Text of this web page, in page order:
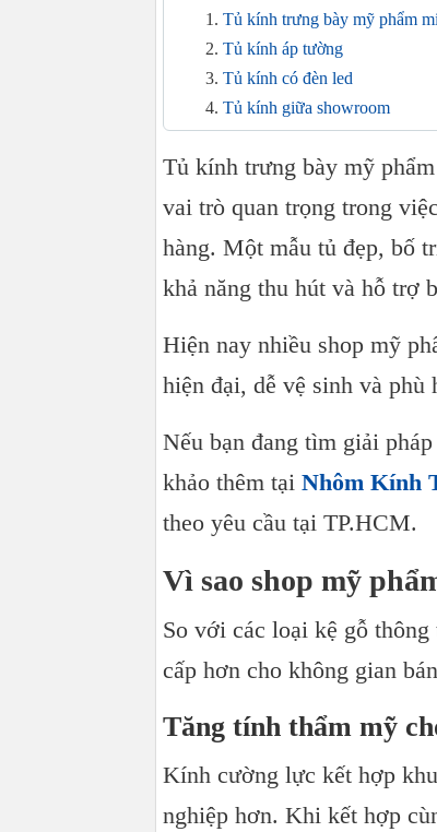
Tủ kính trưng bày mỹ phẩm
Tủ kính áp tường
Tủ kính có đèn led
Tủ kính giữa showroom
Kinh nghiệm chọn tủ trưng bày
Chọn kính cường lực chất
Ưu tiên khung nhôm sơn tĩnh
Bố trí ánh sáng hợp lý
Những lưu ý khi setup
Báo giá tủ kính trưng bày mỹ
Địa chỉ thi công tủ kính mỹ
Lời kết
Tủ kính trưng bày mỹ
vai trò quan trọng trong
hàng. Một mẫu tủ đẹp, bố
khả năng thu hút và hỗ trợ
Hiện nay nhiều shop mỹ
hiện đại, dễ vệ sinh và phù
Nếu bạn đang tìm giải
khảo thêm tại Nhôm Kính
theo yêu cầu tại TP.HCM.
Vì sao shop mỹ
So với các loại kệ gỗ
cấp hơn cho không gian
Tăng tính thẩm mỹ
Kính cường lực kết hợp
nghiệp hơn. Khi kết hợp